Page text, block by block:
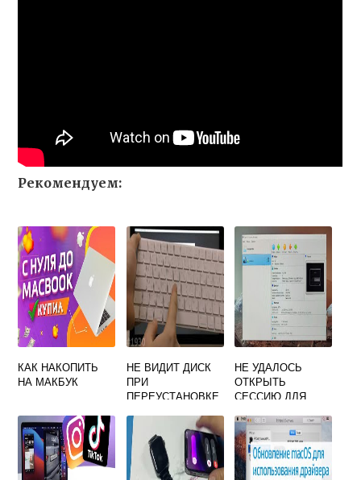
Рекомендуем:
КАК НАКОПИТЬ
НА МАКБУК
НЕ ВИДИТ ДИСК
ПРИ
ПЕРЕУСТАНОВКЕ
НЕ УДАЛОСЬ
ОТКРЫТЬ
СЕССИЮ ДЛЯ
МАШИНЫ
VIRTUALBOX MAC
OS